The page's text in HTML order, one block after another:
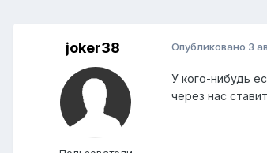
joker38 Опубликовано 3
У кого-нибудь
через нас